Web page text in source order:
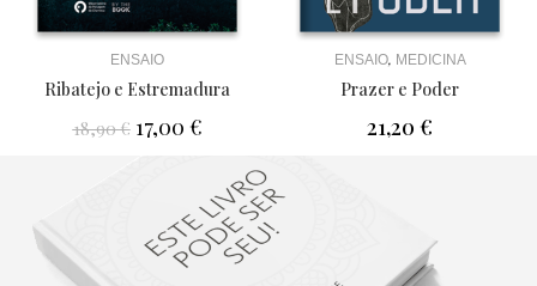
ENSAIO
Ribatejo e Estremadura
18,90€ 17,00 €
ENSAIO, MEDICINA
Prazer e Poder
21,20 €